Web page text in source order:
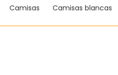
Camisas Camisas blancas